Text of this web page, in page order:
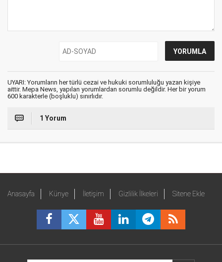
UYARI: Yorumların her türlü cezai ve hukuki sorumluluğu yazan kişiye
aittir. Mepa News, yapılan yorumlardan sorumlu değildir. Her bir yorum
600 karakterle (boşluklu) sınırlıdır.
1 Yorum
Anasayfa Künye İletişim Gizlilik İlkeleri Sitene Ekle